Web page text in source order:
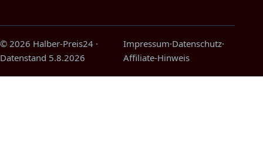
© 2026 Halber-Preis24 ·
Datenstand 5.8.2026
Impressum·Datenschutz·
Affiliate-Hinweis